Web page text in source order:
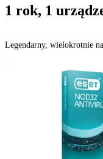
1 rok, 1
Legendarny, wielokrotnie